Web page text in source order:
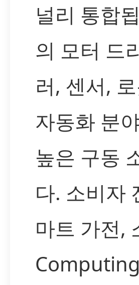
널리 통합
의 모터 드
러, 센서,
자동화 분
높은 구동
다. 소비자
마트 가전,